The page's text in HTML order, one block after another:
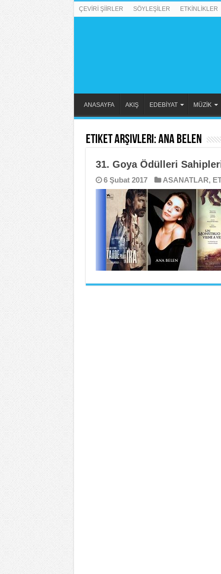
ÇEVİRİ ŞİİRLER SÖYLEŞİLER ETKİNLİKLER
ANASAYFA AKIŞ EDEBİYAT MÜZİK
Etiket Arşivleri:Ana Belen
31. Goya Ödülleri
6 Şubat 2017 ASANATLAR,